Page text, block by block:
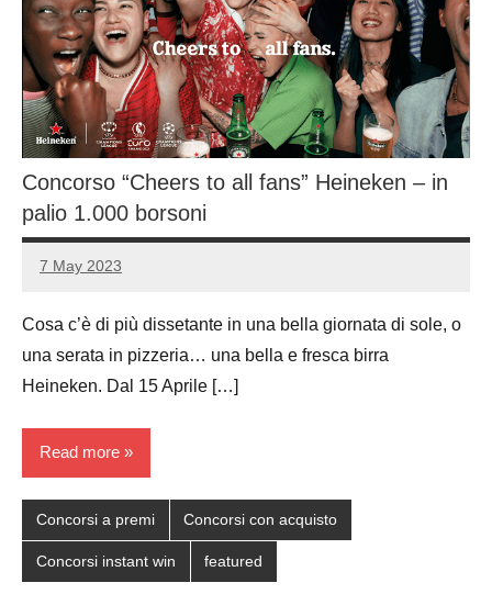
Concorso “Cheers to all fans” Heineken – in
palio 1.000 borsoni
7 May 2023
Luca
No
Cosa c’è di più dissetante in una bella giornata di sole, o
una serata in pizzeria… una bella e fresca birra
Heineken. Dal 15 Aprile […]
Read more
Concorsi a premi Concorsi con acquisto
Concorsi instant win featured